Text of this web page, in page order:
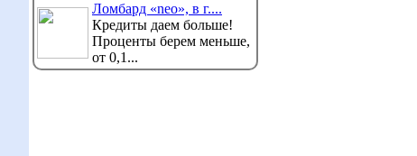
Ломбард «neo», в г....
Кредиты даем больше!
Проценты берем меньше,
от 0,1...